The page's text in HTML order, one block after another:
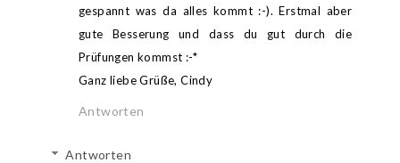
gespannt was da alles kommt :-). Erstmal aber
gute Besserung und dass du gut durch die
Prüfungen kommst :-*
Ganz liebe Grüße, Cindy
Antworten
Antworten